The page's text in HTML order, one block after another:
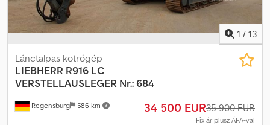
új TÜV vizsgára! A jármű reklámmatricával ellátott és/vagy
feliratozott lehet. Általános szállítási és fizetési feltételeink
érvényesek.
1 / 13
Regensburg 586 km
Lánctalpas kotrógép
LIEBHERR R916 LC
VERSTELLAUSLEGER Nr.: 684
34 500 EUR35 900 EUR
Fix ár plusz ÁFA-val